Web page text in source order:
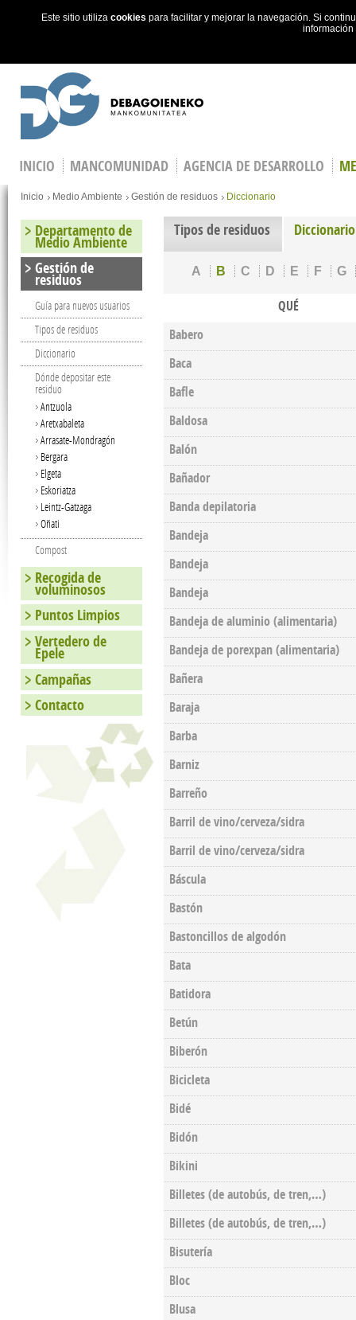
Este sitio utiliza cookies para facilitar y mejorar la navegación. Si
INICIO MANCOMUNIDAD AGENCIA DE DESARROLLO
You are here
Inicio Medio Ambiente Gestión de residuos Diccionario
Tipos de residuos Diccionario
A B C D E F G
QUÉ
Babero
Baca
Bafle
Baldosa
Balón
Bañador
Banda depilatoria
Bandeja
Bandeja
Bandeja
Bandeja de aluminio (alimentaria)
Bandeja de porexpan (alimentaria)
Bañera
Baraja
Barba
Barniz
Barreño
Barril de vino/cerveza/sidra
Barril de vino/cerveza/sidra
Báscula
Bastón
Bastoncillos de algodón
Bata
Batidora
Betún
Biberón
Bicicleta
Bidé
Bidón
Bikini
Billetes (de autobús, de tren,…)
Billetes (de autobús, de tren,…)
Bisutería
Bloc
Blusa
Departamento de
Medio Ambiente
Gestión de
residuos
Guía para nuevos usuarios
Tipos de residuos
Diccionario
Dónde depositar este
residuo
Antzuola
Aretxabaleta
Arrasate-Mondragón
Bergara
Elgeta
Eskoriatza
Leintz-Gatzaga
Oñati
Compost
Recogida de
voluminosos
Puntos Limpios
Vertedero de
Epele
Campañas
Contacto